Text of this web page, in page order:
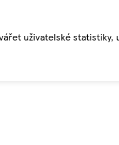
uživatelské